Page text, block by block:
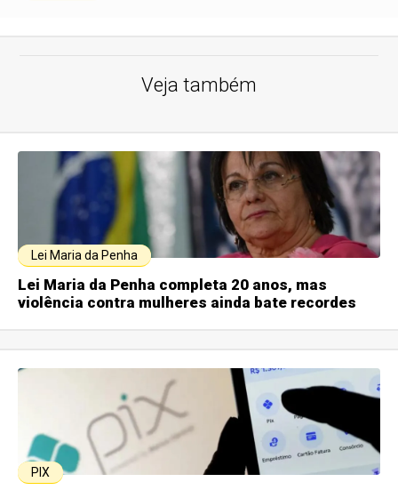
Veja também
Lei Maria da Penha
Lei Maria da Penha completa 20 anos, mas
violência contra mulheres ainda bate recordes
PIX